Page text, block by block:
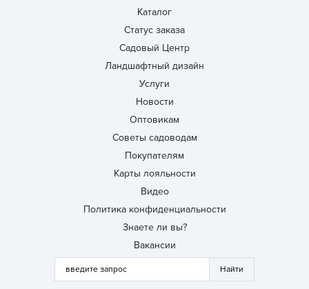
Каталог
Статус заказа
Садовый Центр
Ландшафтный дизайн
Услуги
Новости
Оптовикам
Советы садоводам
Покупателям
Карты лояльности
Видео
Политика конфиденциальности
Знаете ли вы?
Вакансии